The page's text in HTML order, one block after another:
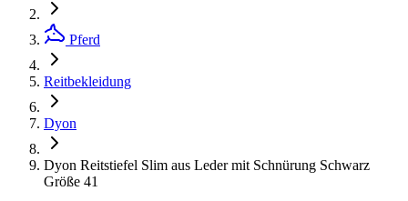
Pferd
Reitbekleidung
Dyon
Dyon Reitstiefel Slim aus Leder mit Schnürung Schwarz
Größe 41